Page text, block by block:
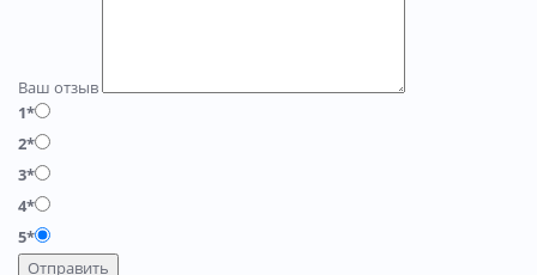
Ваш отзыв
1*
2*
3*
4*
5*
Отправить